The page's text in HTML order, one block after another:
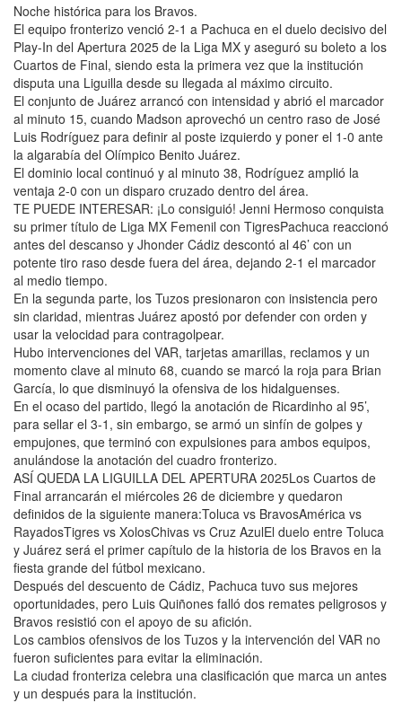
Noche histórica para los Bravos.
El equipo fronterizo venció 2-1 a Pachuca en el duelo decisivo del
Play-In del Apertura 2025 de la Liga MX y aseguró su boleto a los
Cuartos de Final, siendo esta la primera vez que la institución
disputa una Liguilla desde su llegada al máximo circuito.
El conjunto de Juárez arrancó con intensidad y abrió el marcador
al minuto 15, cuando Madson aprovechó un centro raso de José
Luis Rodríguez para definir al poste izquierdo y poner el 1-0 ante
la algarabía del Olímpico Benito Juárez.
El dominio local continuó y al minuto 38, Rodríguez amplió la
ventaja 2-0 con un disparo cruzado dentro del área.
TE PUEDE INTERESAR: ¡Lo consiguió! Jenni Hermoso conquista
su primer título de Liga MX Femenil con TigresPachuca reaccionó
antes del descanso y Jhonder Cádiz descontó al 46’ con un
potente tiro raso desde fuera del área, dejando 2-1 el marcador
al medio tiempo.
En la segunda parte, los Tuzos presionaron con insistencia pero
sin claridad, mientras Juárez apostó por defender con orden y
usar la velocidad para contragolpear.
Hubo intervenciones del VAR, tarjetas amarillas, reclamos y un
momento clave al minuto 68, cuando se marcó la roja para Brian
García, lo que disminuyó la ofensiva de los hidalguenses.
En el ocaso del partido, llegó la anotación de Ricardinho al 95’,
para sellar el 3-1, sin embargo, se armó un sinfín de golpes y
empujones, que terminó con expulsiones para ambos equipos,
anulándose la anotación del cuadro fronterizo.
ASÍ QUEDA LA LIGUILLA DEL APERTURA 2025Los Cuartos de
Final arrancarán el miércoles 26 de diciembre y quedaron
definidos de la siguiente manera:Toluca vs BravosAmérica vs
RayadosTigres vs XolosChivas vs Cruz AzulEl duelo entre Toluca
y Juárez será el primer capítulo de la historia de los Bravos en la
fiesta grande del fútbol mexicano.
Después del descuento de Cádiz, Pachuca tuvo sus mejores
oportunidades, pero Luis Quiñones falló dos remates peligrosos y
Bravos resistió con el apoyo de su afición.
Los cambios ofensivos de los Tuzos y la intervención del VAR no
fueron suficientes para evitar la eliminación.
La ciudad fronteriza celebra una clasificación que marca un antes
y un después para la institución.